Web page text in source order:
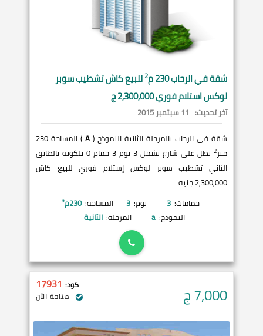
شقة فيالرحاب230 م 2للبيع كاش تشطيب سوبر
لوكس استلام فوري 2,300,000 ج
آخر تحديث: 11 سبتمبر 2015
شقة في الرحاب بالمرحلة الثانية النموذج ( A
) المساحة 230
متر2
تطل على شارع تشمل 3 نوم 3 حمام 0 بلكونة بالطابق
الثاني تشطيب سوبر لوكس إستلام فوري للبيع كاش
2,300,000 جنيه
حمامات: 3 نوم: 3 المساحة: 230م²
النموذج: a المرحلة: الثانية
7,000ج كود: 17931
متاحة الآن